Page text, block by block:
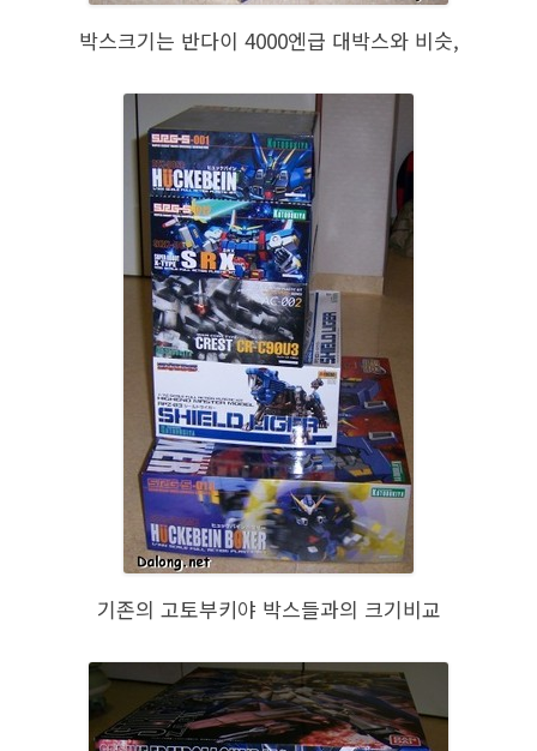
박스크기는 반다이 4000엔급 대박스와 비슷,
기존의 고토부키야 박스들과의 크기비교